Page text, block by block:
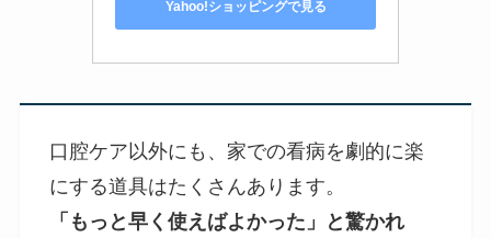
Yahoo!ショッピングで見る
口腔ケア以外にも、家での看病を劇的に楽
にする道具はたくさんあります。
「もっと早く使えばよかった」と驚かれ